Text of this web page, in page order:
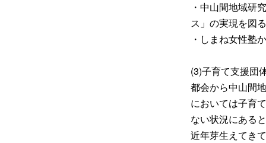
・中山間地域研
ス」の実現を図
・しまね女性塾
(3)子育て支援団
都会から中山間
においては子育
ない状況にある
近年芽生えてき